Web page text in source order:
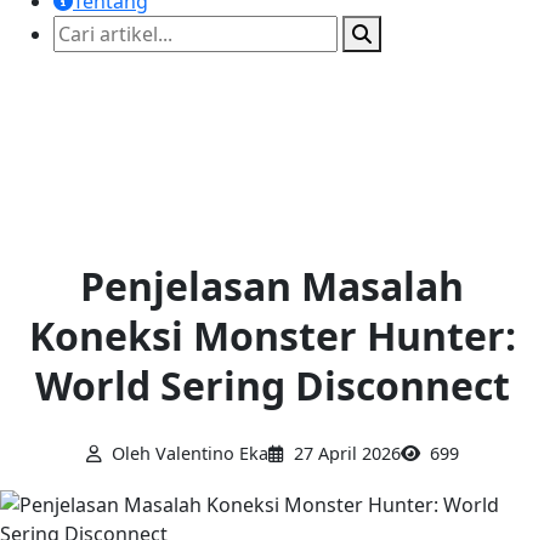
Penjelasan Masalah
Koneksi Monster Hunter:
World Sering Disconnect
Oleh Valentino Eka 27 April 2026 699